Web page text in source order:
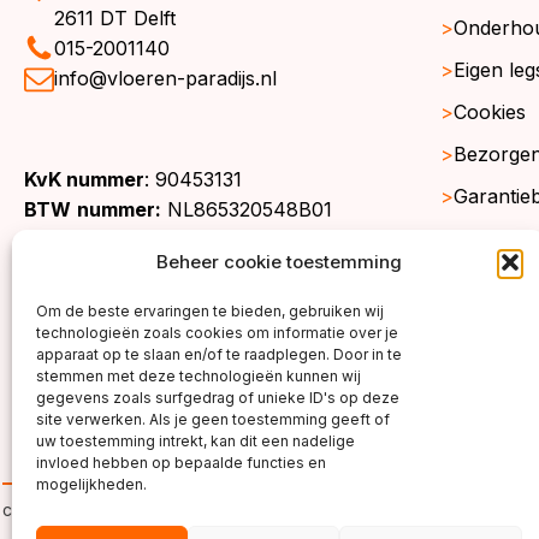
Beheer cookie toestemming
Om de beste ervaringen te bieden, gebruiken wij
technologieën zoals cookies om informatie over je
apparaat op te slaan en/of te raadplegen. Door in te
stemmen met deze technologieën kunnen wij
gegevens zoals surfgedrag of unieke ID's op deze
site verwerken. Als je geen toestemming geeft of
uw toestemming intrekt, kan dit een nadelige
invloed hebben op bepaalde functies en
mogelijkheden.
2611 DT Delft
015-2001140
info@vloeren-paradijs.nl
KvK nummer: 90453131
BTW nummer: NL865320548B01
Eigen
Cookies
Gratis
copyright ©2026